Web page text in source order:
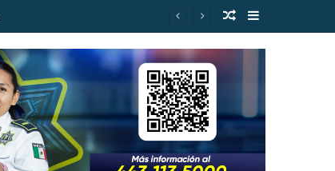
Publicación al
Barra lateral